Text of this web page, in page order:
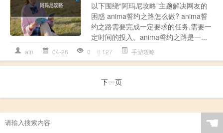
以下围绕“阿玛尼攻略”主题解决网友的
困惑 anima誓约之路怎么做? anima誓
约之路需要完成一定要求的任务,需要一
定时间的投入。anima誓约之路是一...
aln 04-26 0 127 手游攻略
下一页
☚